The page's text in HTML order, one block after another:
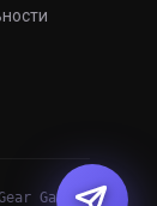
Games.